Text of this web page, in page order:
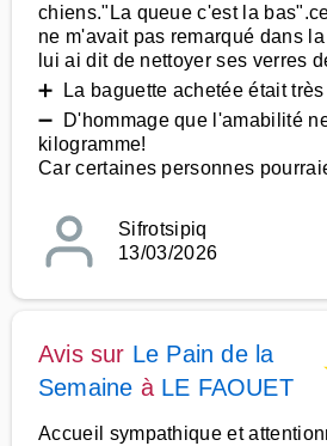
chiens."La queue c'est la
ne m'avait pas remarqué dans
lui ai dit de nettoyer ses verres
➕ La baguette achetée était
➖ D'hommage que l'amabilité
kilogramme!
Car certaines personnes
Sifrotsipiq
13/03/2026
Avis sur Le Pain de la
Semaine à LE FAOUET
Accueil sympathique et